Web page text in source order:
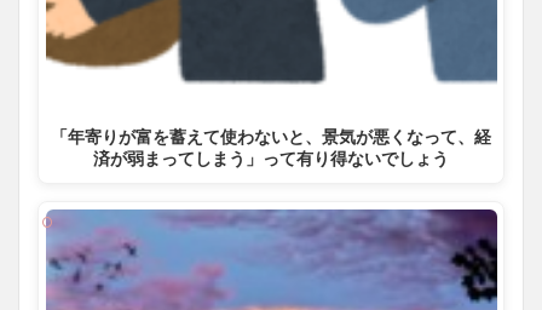
「年寄りが富を蓄えて使わないと、景気が悪くなって、経
済が弱まってしまう」って有り得ないでしょう